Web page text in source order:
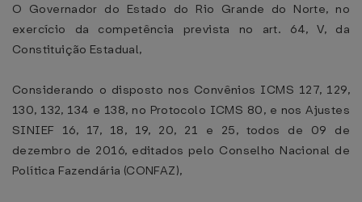
O Governador do Estado do Rio Grande do Norte, no
exercício da competência prevista no art. 64, V, da
Constituição Estadual,
Considerando o disposto nos Convênios ICMS 127, 129,
130, 132, 134 e 138, no Protocolo ICMS 80, e nos Ajustes
SINIEF 16, 17, 18, 19, 20, 21 e 25, todos de 09 de
dezembro de 2016, editados pelo Conselho Nacional de
Política Fazendária (CONFAZ),